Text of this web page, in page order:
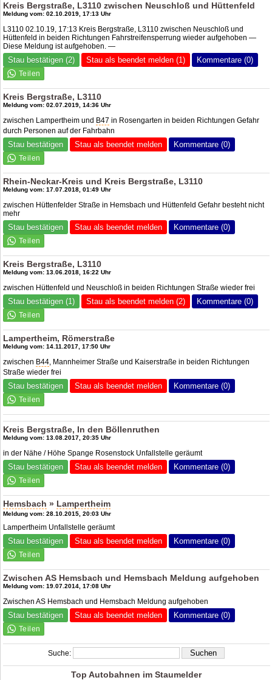
Kreis Bergstraße, L3110 zwischen Neuschloß und Hüttenfeld
Meldung vom: 02.10.2019, 17:13 Uhr
L3110 02.10.19, 17:13 Kreis Bergstraße, L3110 zwischen Neuschloß und
Hüttenfeld in beiden Richtungen Fahrstreifensperrung wieder aufgehoben —
Diese Meldung ist aufgehoben. —
Stau bestätigen (2) Stau als beendet melden (1) Kommentare (0)
Kreis Bergstraße, L3110
Meldung vom: 02.07.2019, 14:36 Uhr
zwischen Lampertheim und B47 in Rosengarten in beiden Richtungen Gefahr
durch Personen auf der Fahrbahn
Stau bestätigen Stau als beendet melden Kommentare (0)
Rhein-Neckar-Kreis und Kreis Bergstraße, L3110
Meldung vom: 17.07.2018, 01:49 Uhr
zwischen Hüttenfelder Straße in Hemsbach und Hüttenfeld Gefahr besteht nicht
mehr
Stau bestätigen Stau als beendet melden Kommentare (0)
Kreis Bergstraße, L3110
Meldung vom: 13.06.2018, 16:22 Uhr
zwischen Hüttenfeld und Neuschloß in beiden Richtungen Straße wieder frei
Stau bestätigen (1) Stau als beendet melden (2) Kommentare (0)
Lampertheim, Römerstraße
Meldung vom: 14.11.2017, 17:50 Uhr
zwischen B44, Mannheimer Straße und Kaiserstraße in beiden Richtungen
Straße wieder frei
Stau bestätigen Stau als beendet melden Kommentare (0)
Kreis Bergstraße, In den Böllenruthen
Meldung vom: 13.08.2017, 20:35 Uhr
in der Nähe / Höhe Spange Rosenstock Unfallstelle geräumt
Stau bestätigen Stau als beendet melden Kommentare (0)
Hemsbach » Lampertheim
Meldung vom: 28.10.2015, 20:03 Uhr
Lampertheim Unfallstelle geräumt
Stau bestätigen Stau als beendet melden Kommentare (0)
Zwischen AS Hemsbach und Hemsbach Meldung aufgehoben
Meldung vom: 19.07.2014, 17:08 Uhr
Zwischen AS Hemsbach und Hemsbach Meldung aufgehoben
Stau bestätigen Stau als beendet melden Kommentare (0)
Suche:
Top Autobahnen im Staumelder